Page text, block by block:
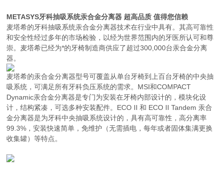
METASYS牙科抽吸系统汞合金分离器 超高品质 值得您信赖
麦塔希的牙科抽吸系统汞合金分离器技术在行业中具有。其高可靠性
和安全性经过多年的市场检验，以经为世界范围内的牙医所认可和尊
崇。麦塔希已经为*的牙椅制造商供应了超过300,000台汞合金分离
器。
麦塔希的汞合金分离器型号可覆盖从单台牙椅到上百台牙椅的中央抽
吸系统，可满足所有牙科负压系统的需求。MSI和COMPACT
Dynamic汞合金分离器是专门为安装在牙椅内部设计的，模块化设
计，结构紧凑，可选多种安装配件。ECO II 和 ECO II Tandem 汞合
金分离器是为牙科中央抽吸系统设计的，具有高可靠性，高分离率
99.3%，安装快速简单，免维护（无需插电，每年或者固体集满更换
收集罐）等特点。